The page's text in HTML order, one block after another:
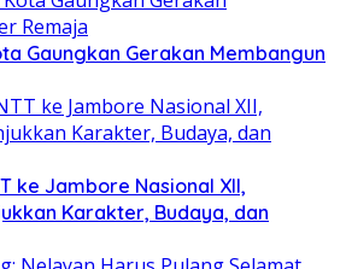
Gaungkan Gerakan Membangun
ke Jambore Nasional XII,
Karakter, Budaya, dan